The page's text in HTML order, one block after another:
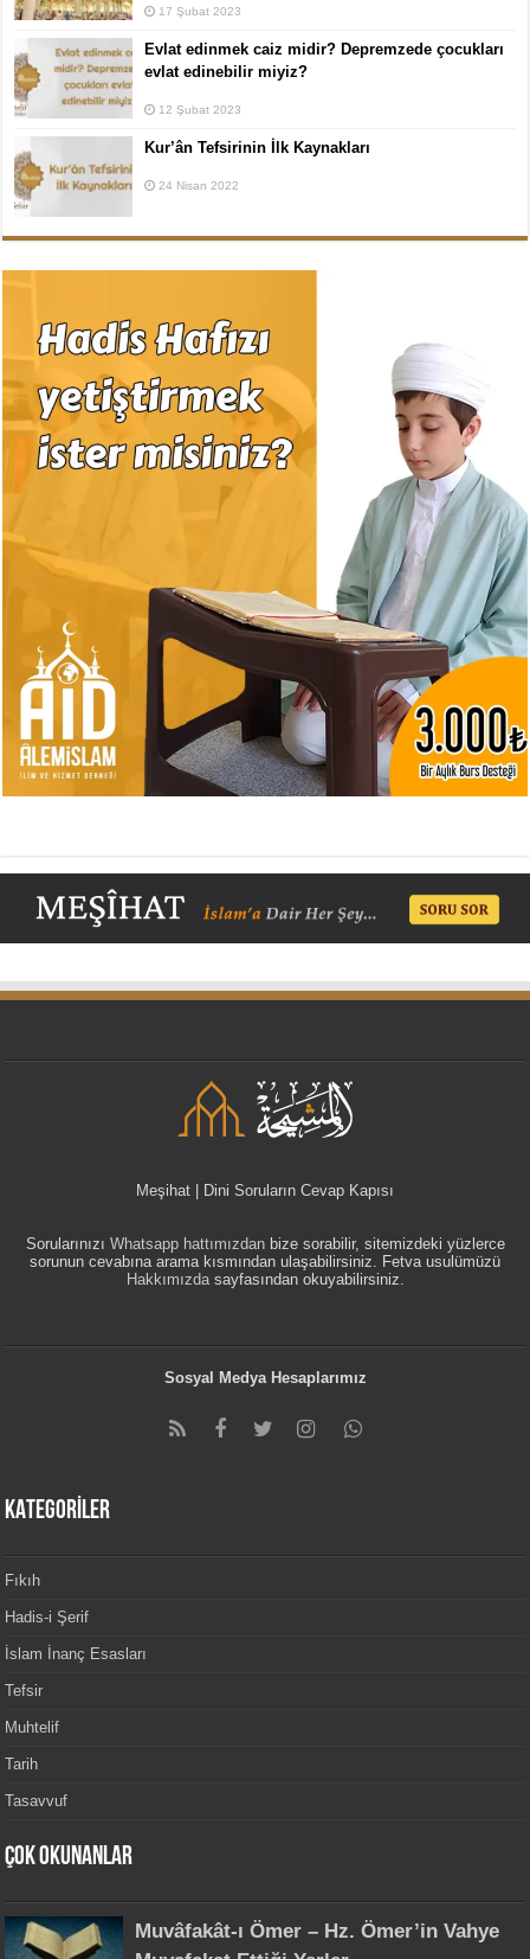
17 Şubat 2023
Evlat edinmek caiz midir? Depremzede çocukları
evlat edinebilir miyiz?
12 Şubat 2023
Kur’ân Tefsirinin İlk Kaynakları
24 Nisan 2022
Meşihat | Dini Soruların Cevap Kapısı
Sorularınızı Whatsapp hattımızdanbize sorabilir, sitemizdeki yüzlerce
sorunun cevabına arama kısmından ulaşabilirsiniz. Fetva usulümüzü
Hakkımızdasayfasından okuyabilirsiniz.
Sosyal Medya Hesaplarımız
KATEGORİLER
Fıkıh
Hadis-i Şerif
İslam İnanç Esasları
Tefsir
Muhtelif
Tarih
Tasavvuf
Çok Okunanlar
Muvâfakât-ı Ömer – Hz. Ömer’in Vahye